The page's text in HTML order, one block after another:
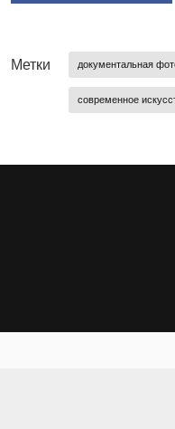
Метки документальная
современное